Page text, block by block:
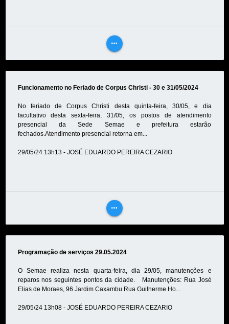
more_horiz
VEJA
Funcionamento no Feriado de Corpus Christi - 30 e 31/05/2024
No feriado de Corpus Christi desta quinta-feira, 30/05, e dia
facultativo desta sexta-feira, 31/05, os postos de atendimento
presencial da Sede Semae e prefeitura estarão
fechados.Atendimento presencial retorna em...
29/05/24 13h13 - JOSÉ EDUARDO PEREIRA CEZARIO
more_horiz
VEJA
Programação de serviços 29.05.2024
O Semae realiza nesta quarta-feira, dia 29/05, manutenções e
reparos nos seguintes pontos da cidade. Manutenções: Rua José
Elias de Moraes, 96 Jardim Caxambu Rua Guilherme Ho...
29/05/24 13h08 - JOSÉ EDUARDO PEREIRA CEZARIO